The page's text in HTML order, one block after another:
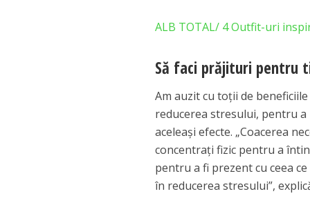
ALB TOTAL/ 4 Outfit-uri
Să faci prăjituri pentru
Am auzit cu toţii de
reducerea stresului, pentru
aceleaşi efecte. „Coacerea
concentraţi fizic pentru a
pentru a fi prezent cu ceea
în reducerea stresului”,